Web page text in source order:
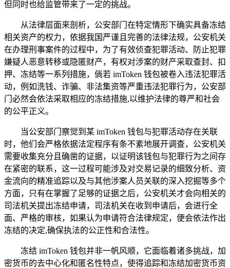
但同时也给监管带来了一定的挑战。
从法律层面来剖析，公安部门在特定情形下确实具备冻结
相关资产的权力，依据我国严谨且完善的法律法规，公安机关
在办理刑事案件的过程中，为了有效侦查犯罪活动、防止犯罪
嫌疑人恶意转移或隐匿财产，有权对涉案的财产采取查封、扣
押、冻结等一系列措施，倘若 imToken 钱包被卷入违法犯罪活
动，例如洗钱、诈骗、非法集资等严重违法犯罪行为，公安部
门必然会依法采取相应的冻结措施,以维护法律的尊严和社会
的公平正义。
当公安部门察觉到某 imToken 钱包与犯罪活动存在关联
时，他们会严格依据法定程序有条不紊地展开调查，公安机关
需要收集充分且确凿的证据，以证明该钱包与犯罪行为之间存
在紧密的联系，这一过程可能涉及对交易记录的细致分析、资
金流向的精准追踪以及与其他涉案人员关联的深入挖掘等多个
方面，只有在掌握了足够的证据之后，公安机关才会向相关的
司法机关提出冻结申请，司法机关在收到申请后，会进行全
面、严格的审核，如果认为申请符合法律规定，便会依法作出
冻结的决定,确保执法的公正性和合法性。
冻结 imToken 钱包并非一帆风顺，它面临着诸多挑战，加
密货币的去中心化和匿名性特点，使得追踪和冻结加密货币资